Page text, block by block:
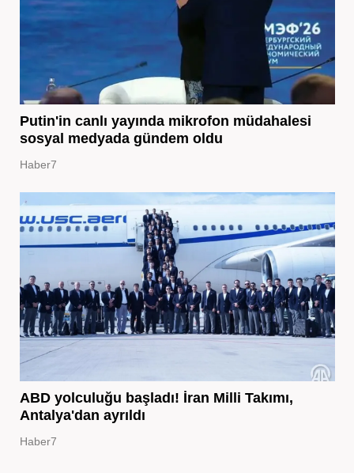
Putin'in canlı yayında mikrofon müdahalesi
sosyal medyada gündem oldu
Haber7
ABD yolculuğu başladı! İran Milli Takımı,
Antalya'dan ayrıldı
Haber7